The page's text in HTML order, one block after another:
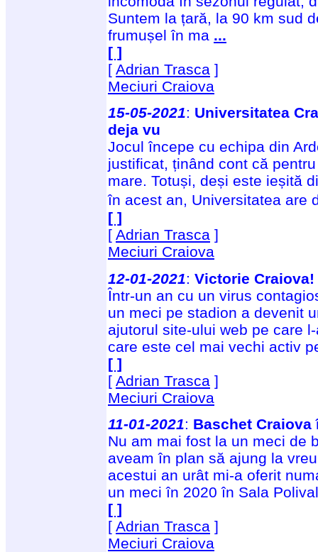
Suntem la țară, la 90 km sud
frumușel în ma ...
[ ]
[ Adrian Trasca ]
Meciuri Craiova
15-05-2021: Universitatea
deja vu
Jocul începe cu echipa din
justificat, ținând cont că
mare. Totuși, deși este ieșită
în acest an, Universitatea
[ ]
[ Adrian Trasca ]
Meciuri Craiova
12-01-2021: Victorie
Într-un an cu un virus
un meci pe stadion a devenit
ajutorul site-ului web pe care
care este cel mai vechi activ
[ ]
[ Adrian Trasca ]
Meciuri Craiova
11-01-2021: Baschet
Nu am mai fost la un meci de
aveam în plan să ajung la
acestui an urât mi-a oferit
un meci în 2020 în Sala
[ ]
[ Adrian Trasca ]
Meciuri Craiova